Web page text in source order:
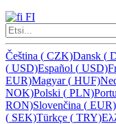
FI
Čeština ( CZK)Dansk (
( USD)Español ( USD)
EUR)Magyar( HUF)
NOK)Polski ( PLN)
RON)Slovenčina ( EUR)
( SEK)Türkçe ( TRY)